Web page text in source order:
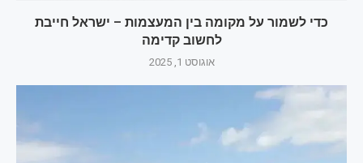
כדי לשמור על מקומה בין המעצמות – ישראל חייבת
לחשוב קדימה
אוגוסט 1, 2025